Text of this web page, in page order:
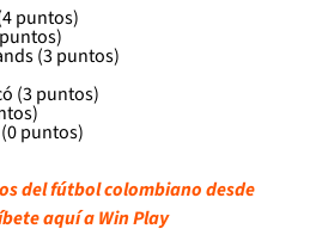
puntos)
(3 puntos)
(3 puntos)
puntos)
del fútbol colombiano desde
aquí a Win Play